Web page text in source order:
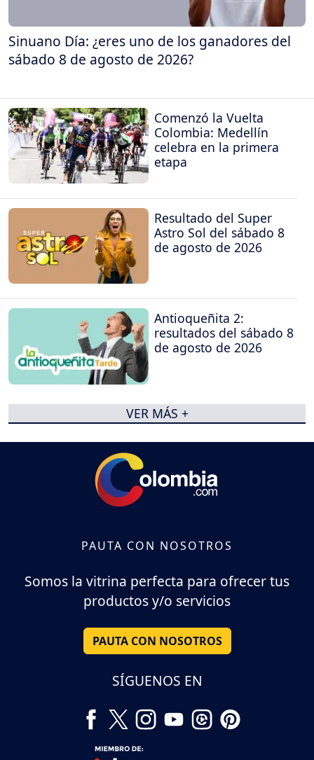
Sinuano Día: ¿eres uno de los ganadores del
sábado 8 de agosto de 2026?
Comenzó la Vuelta
Colombia: Medellín
celebra en la primera
etapa
Resultado del Super
Astro Sol del sábado 8
de agosto de 2026
Antioqueñita 2:
resultados del sábado 8
de agosto de 2026
VER MÁS +
PAUTA CON NOSOTROS
Somos la vitrina perfecta para ofrecer tus
productos y/o servicios
PAUTA CON NOSOTROS
SÍGUENOS EN